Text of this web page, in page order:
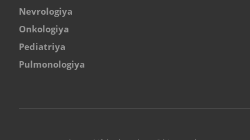
Nevrologiya
Onkologiya
Pediatriya
Pulmonologiya